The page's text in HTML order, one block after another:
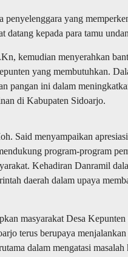
yang
datang kepada para tamu
kemudian menyerahkan
yang membutuhkan.
pangan ini dalam
di Kabupaten Sidoarjo.
Said menyampaikan
program-program
Kehadiran Danramil
daerah dalam upaya
masyarakat Desa Kepunten
terus berupaya
dalam mengatasi masalah